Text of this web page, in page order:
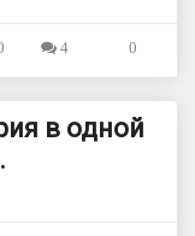
0
4
в одной